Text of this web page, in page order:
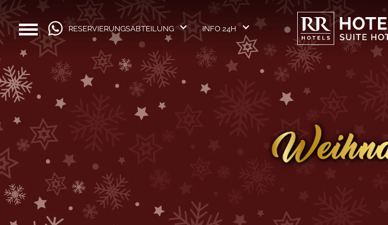
RESERVIERUNGSABTEILUNG INFO 24H